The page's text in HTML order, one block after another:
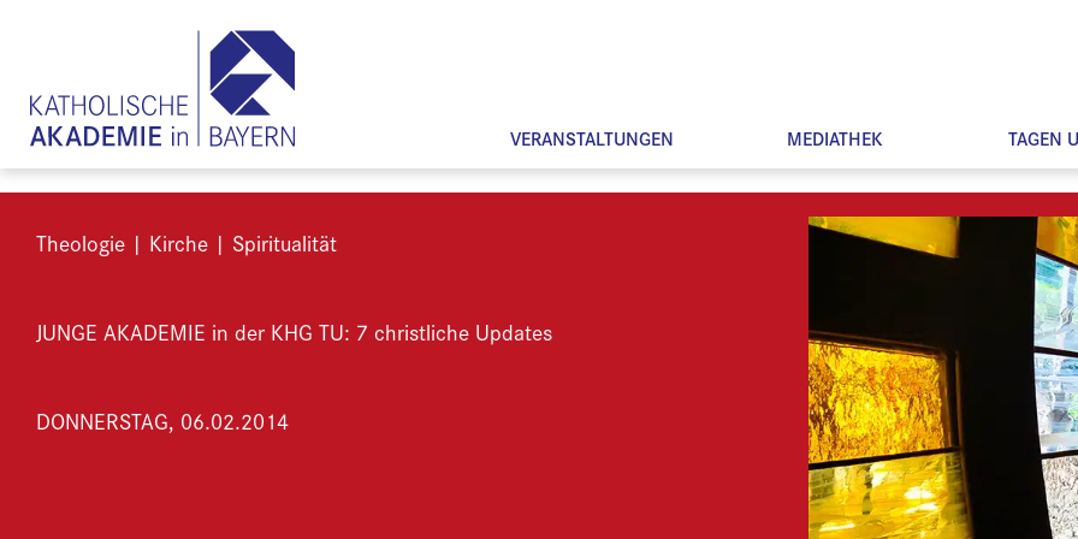
VERANSTALTUNGEN MEDIATHEK TAGEN
Theologie | Kirche | Spiritualität
JUNGE AKADEMIE in der KHG TU: 7 christliche Updates
DONNERSTAG, 06.02.2014